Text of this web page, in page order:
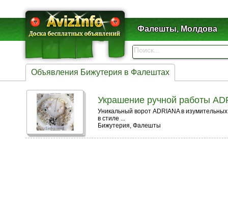
Фалешты, Молдова
Объявления Бижутерия в Фалештах
Украшение ручной работы
Уникальный ворот ADRIANA в
в стиле ...
Бижутерия, Фалешты